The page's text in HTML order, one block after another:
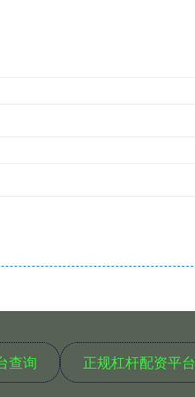
查询 正规杠杆配资平台